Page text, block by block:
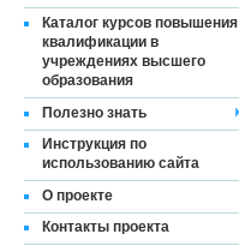
Каталог курсов повышения
квалификации в
учреждениях высшего
образования
Полезно знать
Инструкция по
использованию сайта
О проекте
Контакты проекта